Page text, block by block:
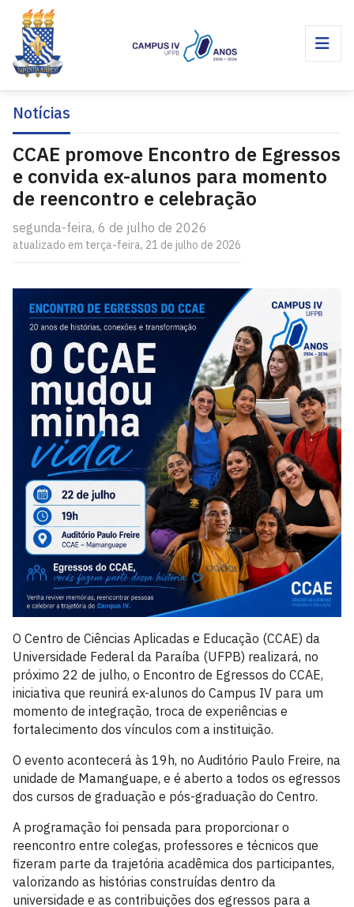
Notícias
CCAE promove Encontro de Egressos
e convida ex-alunos para momento
de reencontro e celebração
segunda-feira, 6 de julho de 2026
atualizado em terça-feira, 21 de julho de 2026
O Centro de Ciências Aplicadas e Educação (CCAE) da
Universidade Federal da Paraíba (UFPB) realizará, no
próximo 22 de julho, o Encontro de Egressos do CCAE,
iniciativa que reunirá ex-alunos do Campus IV para um
momento de integração, troca de experiências e
fortalecimento dos vínculos com a instituição.
O evento acontecerá às 19h, no Auditório Paulo Freire, na
unidade de Mamanguape, e é aberto a todos os egressos
dos cursos de graduação e pós-graduação do Centro.
A programação foi pensada para proporcionar o
reencontro entre colegas, professores e técnicos que
fizeram parte da trajetória acadêmica dos participantes,
valorizando as histórias construídas dentro da
universidade e as contribuições dos egressos para a